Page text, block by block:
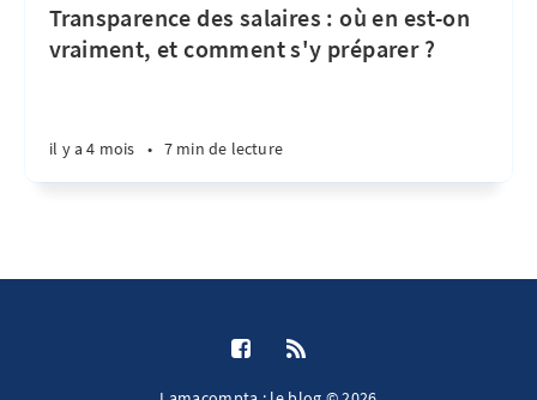
Transparence des salaires : où en est-on
vraiment, et comment s'y préparer ?
il y a 4 mois • 7 min de lecture